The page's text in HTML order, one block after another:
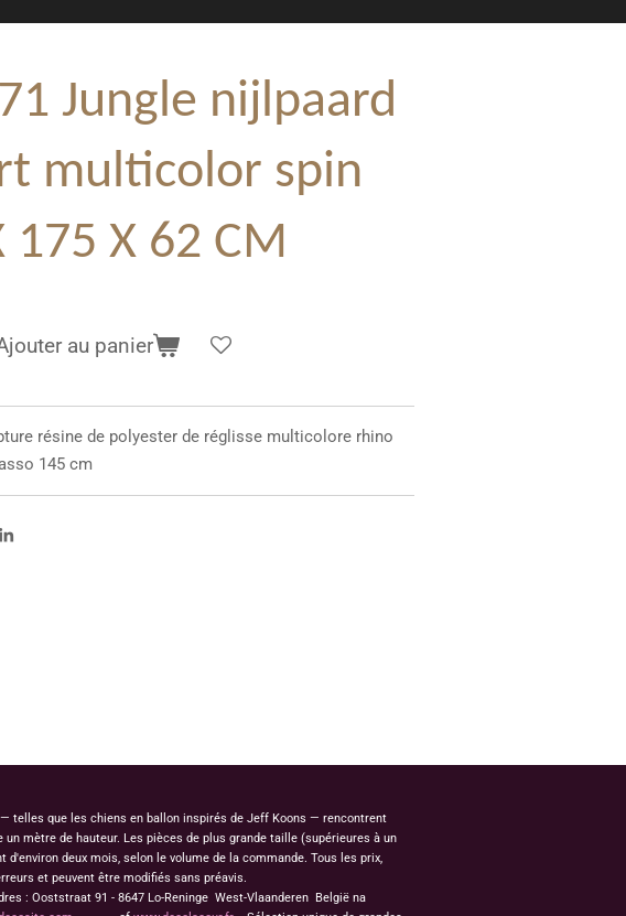
Jungle nijlpaard
multicolor spin
175 X 62 CM
au panier
résine de polyester de réglisse multicolore rhino
145 cm
P
telles que les chiens en ballon inspirés de Jeff Koons — rencontrent
mètre de hauteur. Les pièces de plus grande taille (supérieures à un
deux mois, selon le volume de la commande. Tous les prix,
et peuvent être modifiés sans préavis.
: Ooststraat 91 - 8647 Lo-Reninge West-Vlaanderen België na